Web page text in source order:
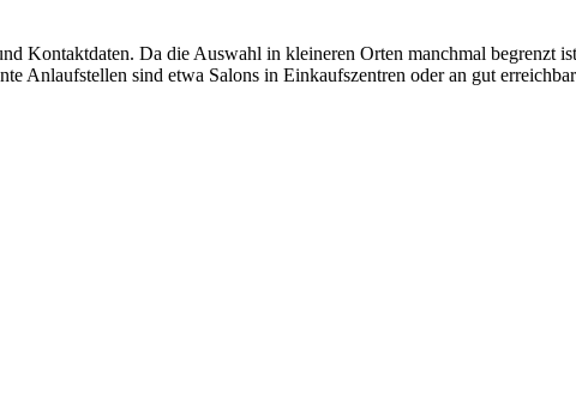
Kontaktdaten. Da die Auswahl in kleineren Orten manchmal
Anlaufstellen sind etwa Salons in Einkaufszentren oder an gut